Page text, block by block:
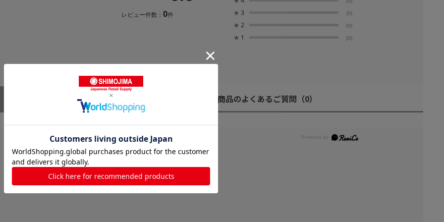
レビュー件数： 0件 ★ 3 (0)
★ 2 (0)
★ 1 (0)
商品のよくあるご質問 （0）
レビューはありません。